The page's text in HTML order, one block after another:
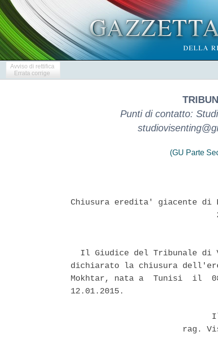
Avviso di rettifica
Errata corrige
Punti di contatto:
(GU Parte
Chiusura eredita' giacente di
Il Giudice del Tribunale di
dichiarato la chiusura
Mokhtar, nata a  Tunisi  il
12.01.2015.
rag.